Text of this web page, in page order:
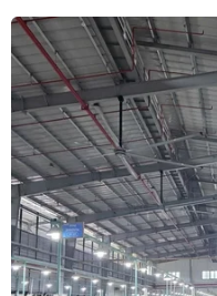
Tổng thống đắc cử Mỹ
Tổng thống đắc cử
định tiến trình tiếp
ra suôn sẻ, trong
cãi và phản đối
nhiệm nội các của